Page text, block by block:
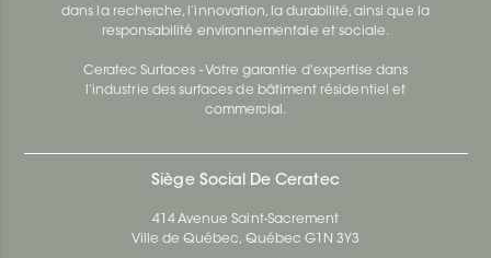
dans la recherche, l’innovation, la durabilité, ainsi que la
responsabilité environnementale et sociale.
Ceratec Surfaces - Votre garantie d'expertise dans
l’industrie des surfaces de bâtiment résidentiel et
commercial.
Siège Social De Ceratec
414 Avenue Saint-Sacrement
Ville de Québec, Québec G1N 3Y3